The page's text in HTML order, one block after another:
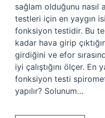
sağlam olduğunu nasıl
testleri için en yaygın
fonksiyon testidir. Bu
kadar hava girip
girdiğini ve efor
iyi çalıştığını ölçer. En
fonksiyon testi
yapılır? Solunum…